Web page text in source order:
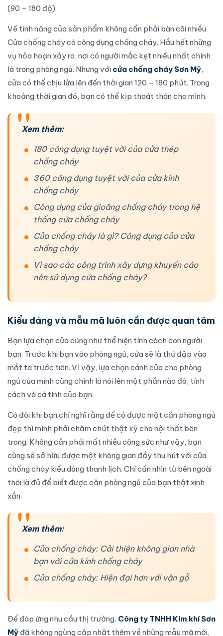
(90 – 180 độ).
Về tính năng của sản phẩm không cần phải bàn cãi nhiều.
Cửa chống cháycó công dụng chống cháy. Hầu hết những
vụ hỏa hoạn xảy ra, nơi có người mắc kẹt nhiều nhất chính
là trong phòng ngủ. Nhưng với cửa chống cháy Sơn Mỹ,
cửa có thể chịu lửa lên đến thời gian 120 – 180 phút. Trong
khoảng thời gian đó, bạn có thể kịp thoát thân cho mình.
Xem thêm:
180 công dụng tuyệt vời của cửa thép
chống cháy
360 công dụng tuyệt vời của cửa kính
chống cháy
Công dụng của gioăng chống cháy trong hệ
thống cửa chống cháy
Cửa chống cháy là gì? Công dụng của cửa
chống cháy
Vì sao các công trình xây dựng khuyến cáo
nên sử dụng cửa chống cháy?
Kiểu dáng và mẫu mã luôn cần được quan tâm
Bạn lựa chọn cửa cũng như thể hiện tính cách con người
bạn. Trước khi bạn vào phòng ngủ, cửa sẽ là thứ đập vào
mắt ta trước tiên. Vì vậy, lựa chọn cánh cửa cho phòng
ngủ của mình cũng chính là nói lên một phần nào đó, tính
cách và cá tính của bạn.
Có đôi khi bạn chỉ nghĩ rằng để có được một căn phòng ngủ
đẹp thì mình phải chăm chút thật kỹ cho nội thất bên
trong. Không cần phải mất nhiều công sức như vậy, bạn
cũng sẽ sở hữu được một không gian đầy thu hút vớicửa
chống cháy kiểu dáng thanh lịch. Chỉ cần nhìn từ bên ngoài
thôi là đủ để biết được căn phòng ngủ của bạn thật xinh
xắn.
Xem thêm:
Cửa chống cháy: Cải thiện không gian nhà
bạn với cửa kính chống cháy
Cửa chống cháy: Hiện đại hơn với vân gỗ
Để đáp ứng nhu cầu thị trường, Công ty TNHH Kim khí Sơn
Mỹ đã không ngừng cập nhật thêm về những mẫu mã mới,